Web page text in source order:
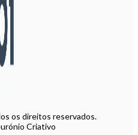
os direitos reservados.
Criativo